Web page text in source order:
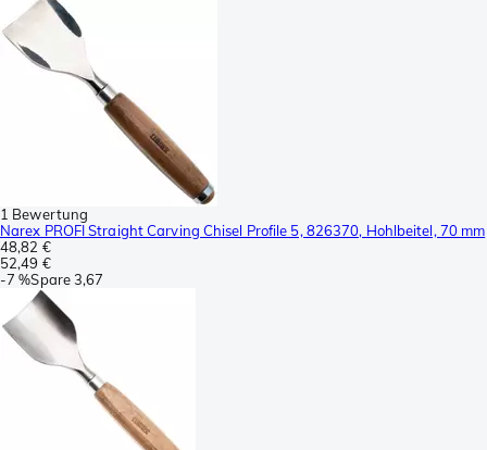
1 Bewertung
Narex PROFI Straight Carving Chisel Profile 5, 826370, Hohlbeitel, 70 mm
48,82 €
52,49 €
-7 %Spare3,67